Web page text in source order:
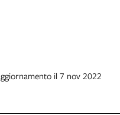
il 7 nov 2022